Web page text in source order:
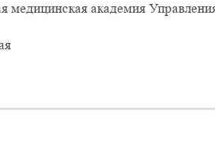
медицинская академия